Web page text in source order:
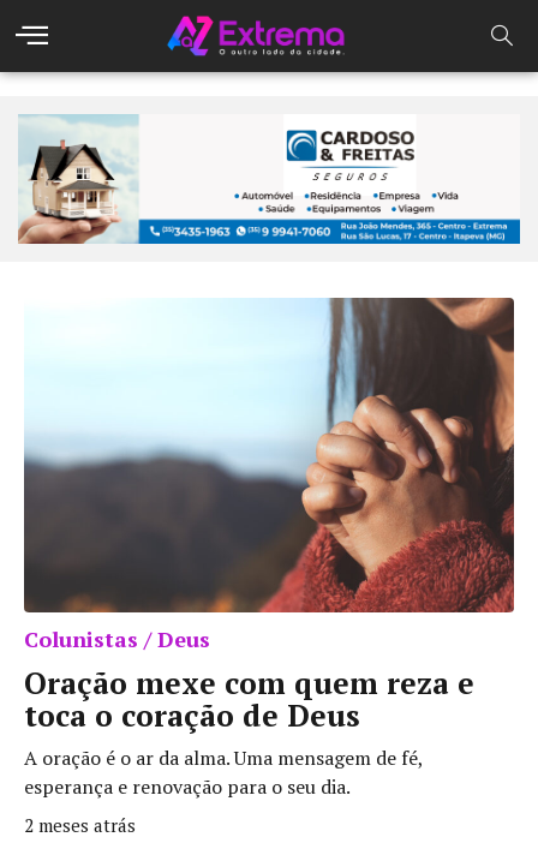
Colunistas / Deus
Oração mexe com quem reza e
toca o coração de Deus
A oração é o ar da alma. Uma mensagem de fé,
esperança e renovação para o seu dia.
2 meses atrás